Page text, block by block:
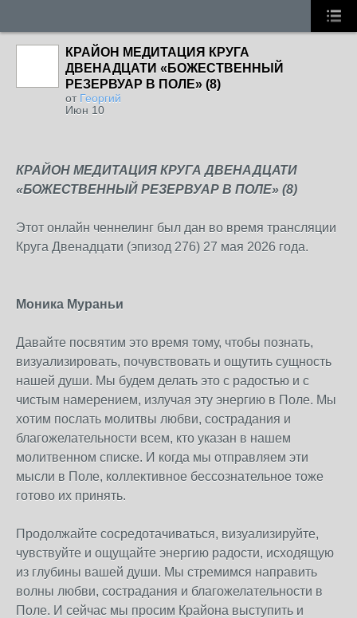
КРАЙОН МЕДИТАЦИЯ КРУГА
ДВЕНАДЦАТИ «БОЖЕСТВЕННЫЙ
РЕЗЕРВУАР В ПОЛЕ» (8)
от Георгий
Июн 10
КРАЙОН МЕДИТАЦИЯ КРУГА ДВЕНАДЦАТИ
«БОЖЕСТВЕННЫЙ РЕЗЕРВУАР В ПОЛЕ» (8)
Этот онлайн ченнелинг был дан во время трансляции
Круга Двенадцати (эпизод 276) 27 мая 2026 года.
Моника Мураньи
Давайте посвятим это время тому, чтобы познать,
визуализировать, почувствовать и ощутить сущность
нашей души. Мы будем делать это с радостью и с
чистым намерением, излучая эту энергию в Поле. Мы
хотим послать молитвы любви, сострадания и
благожелательности всем, кто указан в нашем
молитвенном списке. И когда мы отправляем эти
мысли в Поле, коллективное бессознательное тоже
готово их принять.
Продолжайте сосредотачиваться, визуализируйте,
чувствуйте и ощущайте энергию радости, исходящую
из глубины вашей души. Мы стремимся направить
волны любви, сострадания и благожелательности в
Поле. И сейчас мы просим Крайона выступить и